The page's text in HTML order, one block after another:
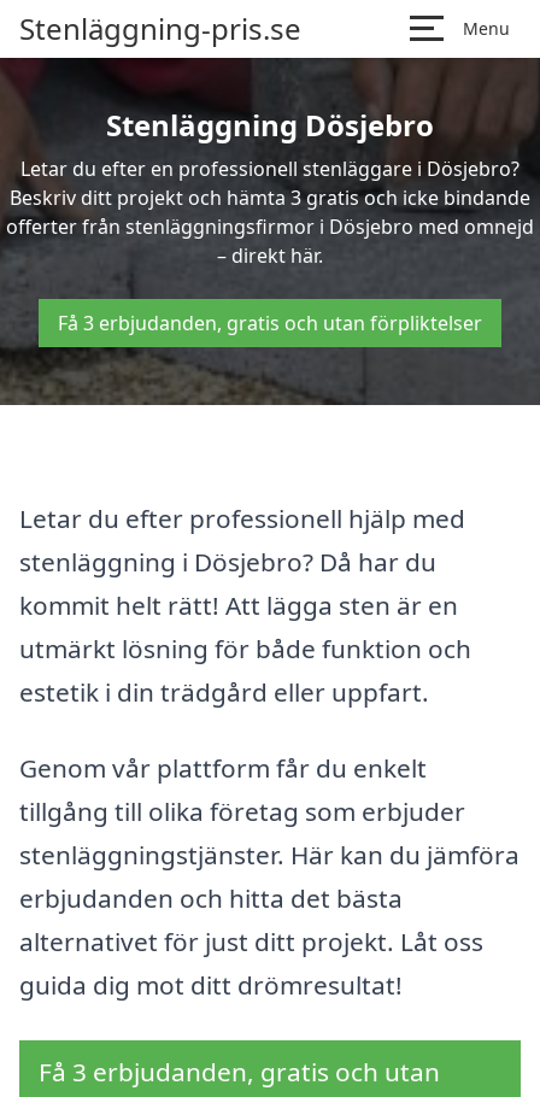
Stenläggning-pris.se Menu
Stenläggning Dösjebro
Letar du efter en professionell stenläggare i Dösjebro?
Beskriv ditt projekt och hämta 3 gratis och icke bindande
offerter från stenläggningsfirmor i Dösjebro med omnejd
– direkt här.
Få 3 erbjudanden, gratis och utan förpliktelser
Letar du efter professionell hjälp med
stenläggning i Dösjebro? Då har du
kommit helt rätt! Att lägga sten är en
utmärkt lösning för både funktion och
estetik i din trädgård eller uppfart.
Genom vår plattform får du enkelt
tillgång till olika företag som erbjuder
stenläggningstjänster. Här kan du jämföra
erbjudanden och hitta det bästa
alternativet för just ditt projekt. Låt oss
guida dig mot ditt drömresultat!
Få 3 erbjudanden, gratis och utan